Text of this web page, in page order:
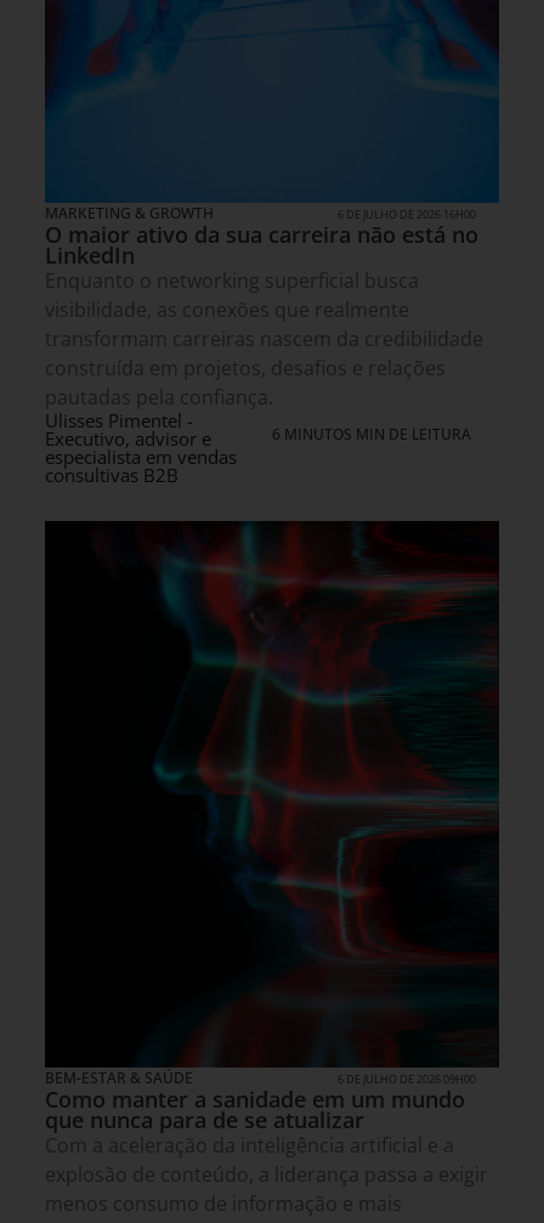
MARKETING & GROWTH 6 DE JULHO DE 2026 16H00
O maior ativo da sua carreira não está no
LinkedIn
Enquanto o networking superficial busca
visibilidade, as conexões que realmente
transformam carreiras nascem da credibilidade
construída em projetos, desafios e relações
pautadas pela confiança.
Ulisses Pimentel -
Executivo, advisor e
especialista em vendas
consultivas B2B
6 MINUTOS MIN DE LEITURA
BEM-ESTAR & SAÚDE 6 DE JULHO DE 2026 09H00
Como manter a sanidade em um mundo
que nunca para de se atualizar
Com a aceleração da inteligência artificial e a
explosão de conteúdo, a liderança passa a exigir
menos consumo de informação e mais